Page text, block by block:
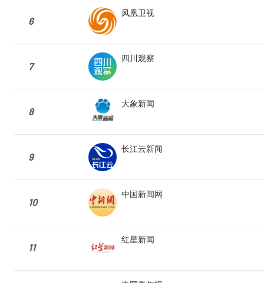
6
凤凰卫视
7
四川观察
8
大象新闻
9
长江云新闻
10
中国新闻网
11
红星新闻